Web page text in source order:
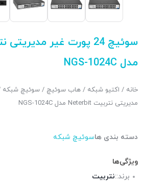
مدل NGS-1024C
خانه / اکتیو شبکه / هاب سوئیچ / سوئیچ شبکه
مدیریتی نتربیت Neterbit مدل NGS-1024C
دسته بندی هاسوئیچ شبکه
ویژگی‌ها
برند::نتربیت